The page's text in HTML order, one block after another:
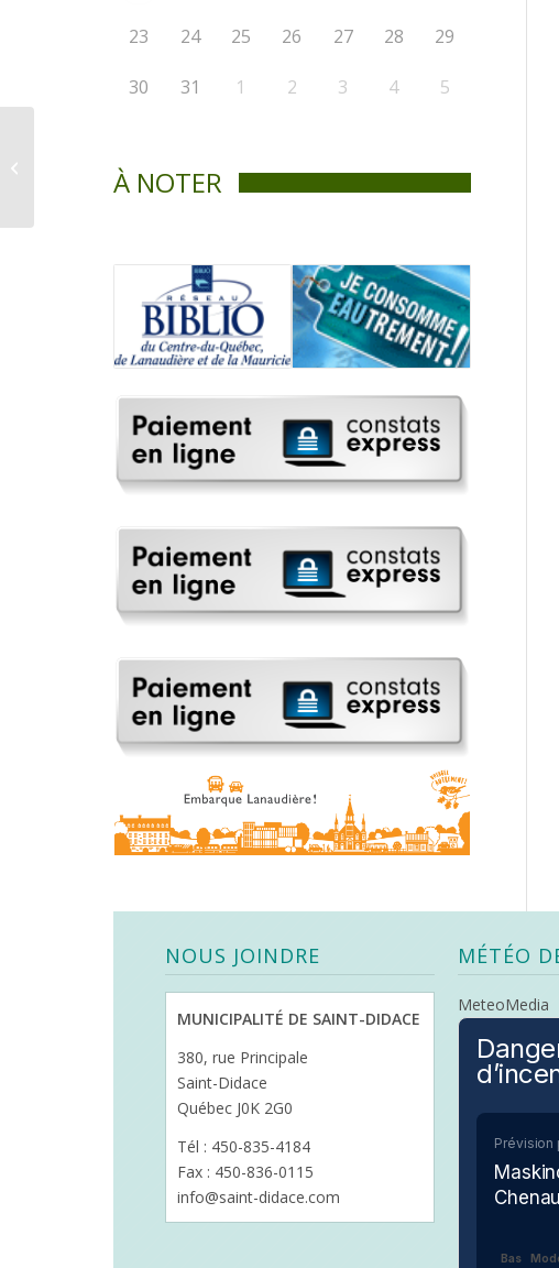
23 24 25 26 27 28 29
30 31 1 2 3 4 5
À NOTER
NOUS JOINDRE
MUNICIPALITÉ DE SAINT-DIDACE
380, rue Principale
Saint-Didace
Québec J0K 2G0
Tél : 450-835-4184
Fax : 450-836-0115
info@saint-didace.com
MÉTÉO
MeteoMedia
Prévision
Bas
(Véhicules hors route)